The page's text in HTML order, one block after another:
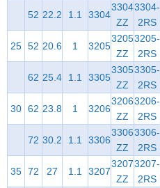
52 22.2 1.1 3304
3304
ZZ
3304-
2RS
25 52 20.6 1 3205
3205
ZZ
3205-
2RS
62 25.4 1.1 3305
3305
ZZ
3305-
2RS
30 62 23.8 1 3206
3206
ZZ
3206-
2RS
72 30.2 1.1 3306
3306
ZZ
3306-
2RS
35 72 27 1.1 3207
3207
ZZ
3207-
2RS